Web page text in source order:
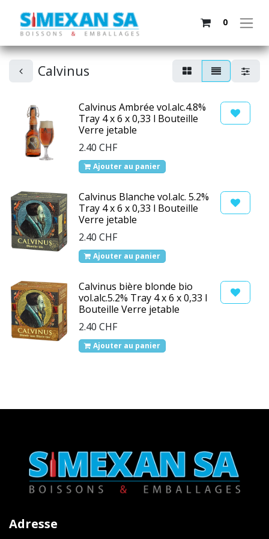
0
Calvinus
Calvinus Ambrée vol.alc.4.8%
Tray 4 x 6 x 0,33 l Bouteille
Verre jetable
2.40 CHF
Ajouter au panier
Calvinus Blanche vol.alc. 5.2%
Tray 4 x 6 x 0,33 l Bouteille
Verre jetable
2.40 CHF
Ajouter au panier
Calvinus bière blonde bio
vol.alc.5.2% Tray 4 x 6 x 0,33 l
Bouteille Verre jetable
2.40 CHF
Ajouter au panier
Adresse